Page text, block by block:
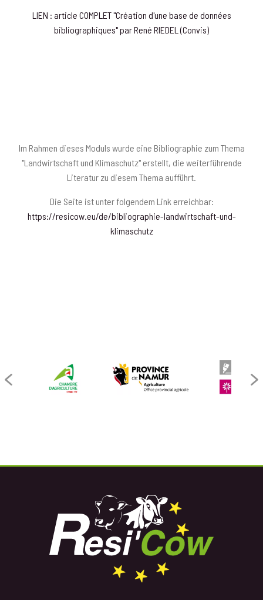
LIEN : article COMPLET "Création d'une base de données
bibliographiques" par René RIEDEL (Convis)
Im Rahmen dieses Moduls wurde eine Bibliographie zum Thema
"Landwirtschaft und Klimaschutz" erstellt, die weiterführende
Literatur zu diesem Thema aufführt.
Die Seite ist unter folgendem Link erreichbar:
https://resicow.eu/de/bibliographie-landwirtschaft-und-
klimaschutz